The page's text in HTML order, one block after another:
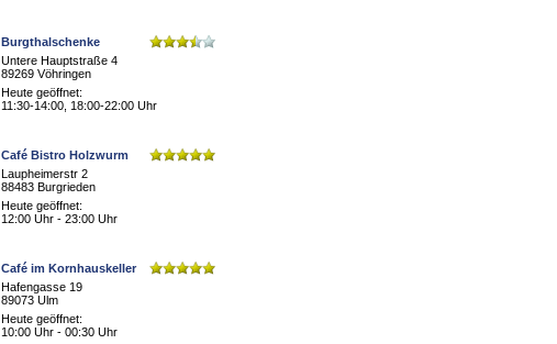
Burgthalschenke
Untere Hauptstraße 4
89269 Vöhringen
Heute geöffnet:
11:30-14:00, 18:00-22:00 Uhr
Café Bistro Holzwurm
Laupheimerstr 2
88483 Burgrieden
Heute geöffnet:
12:00 Uhr - 23:00 Uhr
Café im Kornhauskeller
Hafengasse 19
89073 Ulm
Heute geöffnet:
10:00 Uhr - 00:30 Uhr